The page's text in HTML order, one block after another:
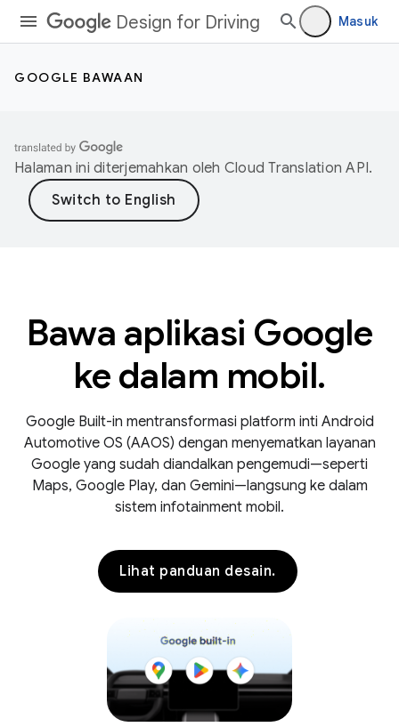
Design for Driving Masuk
GOOGLE BAWAAN
Halaman ini diterjemahkan oleh Cloud Translation API.
Bawa aplikasi Google
ke dalam mobil.
Google Built-in mentransformasi platform inti Android
Automotive OS (AAOS) dengan menyematkan layanan
Google yang sudah diandalkan pengemudi—seperti
Maps, Google Play, dan Gemini—langsung ke dalam
sistem infotainment mobil.
Lihat panduan desain.